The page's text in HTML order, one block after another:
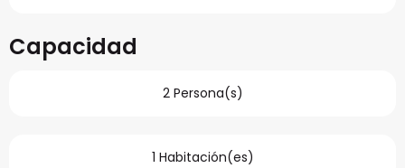
Capacidad
2 Persona(s)
1 Habitación(es)